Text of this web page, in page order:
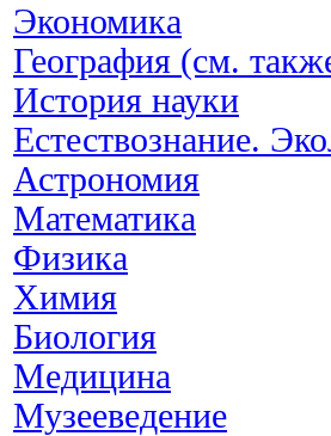
Экономика
География (см.
История науки
Естествознание.
Астрономия
Математика
Физика
Химия
Биология
Медицина
Музееведение